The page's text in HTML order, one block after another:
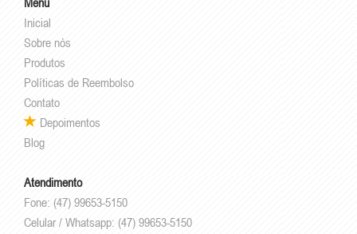
Inicial
Sobre nós
Produtos
Políticas de Reembolso
Contato
Depoimentos
Blog
Atendimento
Fone: (47) 99653-5150
Celular / Whatsapp: (47) 99653-5150